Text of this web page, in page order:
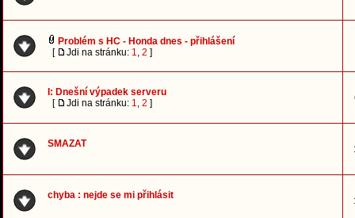
Problém s HC - Honda dnes - přihlášení
[
Jdi na stránku: 1, 2 ]
I: Dnešní výpadek serveru
[
Jdi na stránku: 1, 2 ]
SMAZAT
chyba : nejde se mi přihlásit